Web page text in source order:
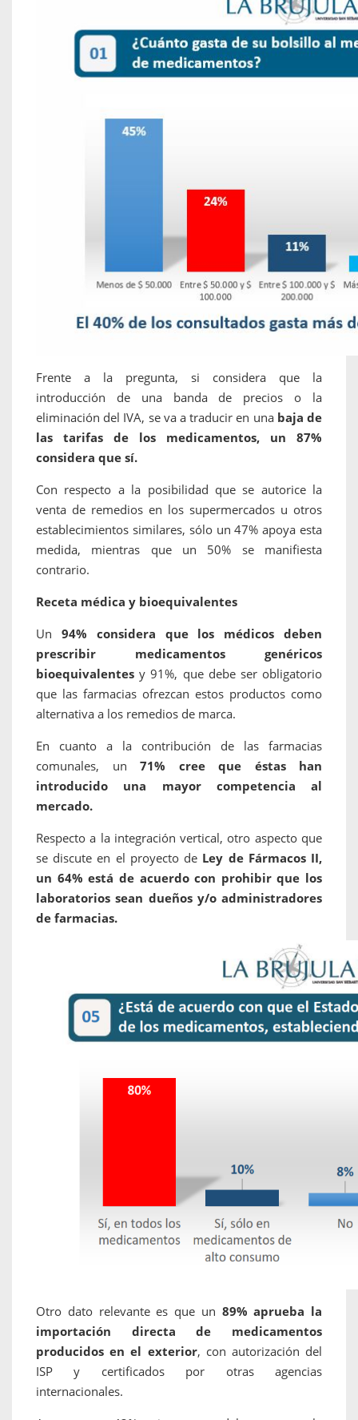
Frente a la pregunta, si considera que la
introducción de una banda de precios o la
eliminación del IVA, se va a traducir en una baja de
las tarifas de los medicamentos, un 87%
considera que sí.
Con respecto a la posibilidad que se autorice la
venta de remedios en los supermercados u otros
establecimientos similares, sólo un 47% apoya esta
medida, mientras que un 50% se manifiesta
contrario.
Receta médica y bioequivalentes
Un 94% considera que los médicos deben
prescribir medicamentos genéricos
bioequivalentes y 91%, que debe ser obligatorio
que las farmacias ofrezcan estos productos como
alternativa a los remedios de marca.
En cuanto a la contribución de las farmacias
comunales, un 71% cree que éstas han
introducido una mayor competencia al
mercado.
Respecto a la integración vertical, otro aspecto que
se discute en el proyecto de Ley de Fármacos II,
un 64% está de acuerdo con prohibir que los
laboratorios sean dueños y/o administradores
de farmacias.
Otro dato relevante es que un 89% aprueba la
importación directa de medicamentos
producidos en el exterior, con autorización del
ISP y certificados por otras agencias
internacionales.